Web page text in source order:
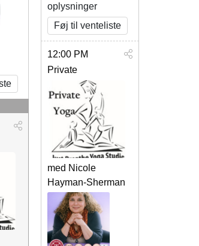
oplysninger
Føj til venteliste
12:00 PM
Private
med Nicole
Hayman-Sherman